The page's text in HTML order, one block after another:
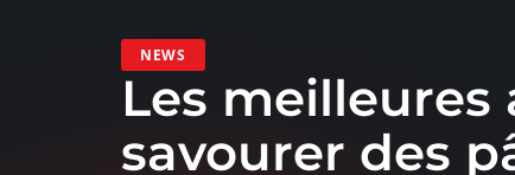
NEWS
Les meilleures
savourer des